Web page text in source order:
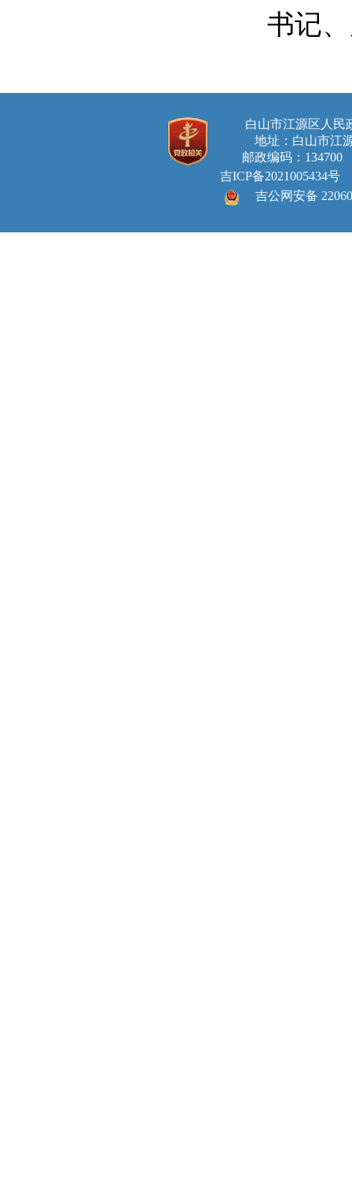
书记
白山市江源区人
地址：白山市江
邮政编码：134700
吉ICP备2021005434号
吉公网安备